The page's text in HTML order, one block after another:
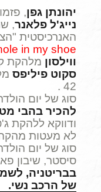
יהונתן גפן,
נייג'ל פלאנר,
האנרכיסטית
in my shoe
ווילסון מלהקת
סקוט פיליפס
42 .
סוג של יום הולדת (1 ): ב-
להכיר בהבי
ודווקא ללהקת
לא מעטות
סוג של יום הולדת (2 ): ב-
סיסטר, שיבון
בבריטניה,
של הרכב נשי.